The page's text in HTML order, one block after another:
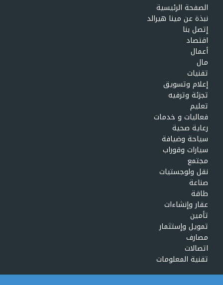
الصفحة الرئيسية
نبذة عن مينا هيرالد
إتصل بنا
اقتصاد
أعمال
مال
تقنيات
إعلام وتسويق
تجزئة وترفيه
تعليم
فعاليات و خدمات
رعاية صحية
سياحة وضيافة
سيارات وقوراب
مجتمع
نقل ولوجستيات
صناعة
طاقة
عقار وإنشاءات
تأمين
تمويل وإستثمار
مصارف
اتصالات
تقنية المعلومات